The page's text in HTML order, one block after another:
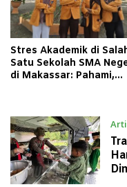
Stres Akademik di
Satu Sekolah SMA
di Makassar: Pahami,